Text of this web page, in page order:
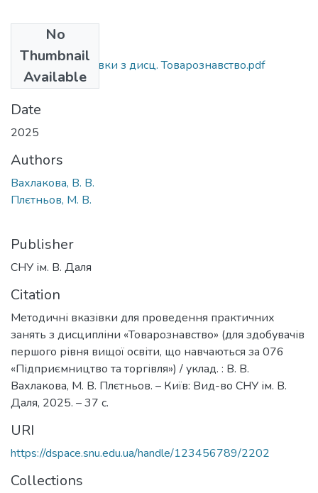
No
Thumbnail
Available
Методичні вказівки з дисц. Товарознавство.pdf
(545.93 KB)
Date
2025
Authors
Вахлакова, В. В.
Плєтньов, М. В.
Publisher
СНУ ім. В. Даля
Citation
Методичні вказівки для проведення практичних
занять з дисципліни «Товарознавство» (для здобувачів
першого рівня вищої освіти, що навчаються за 076
«Підприємництво та торгівля») / уклад. : В. В.
Вахлакова, М. В. Плєтньов. – Київ: Вид-во СНУ ім. В.
Даля, 2025. – 37 с.
URI
https://dspace.snu.edu.ua/handle/123456789/2202
Collections